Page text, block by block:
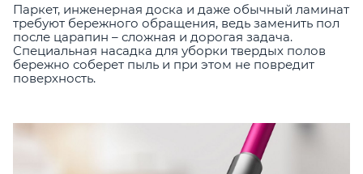
Паркет, инженерная доска и даже обычный ламинат
требуют бережного обращения, ведь заменить пол
после царапин – сложная и дорогая задача.
Специальная насадка для уборки твердых полов
бережно соберет пыль и при этом не повредит
поверхность.